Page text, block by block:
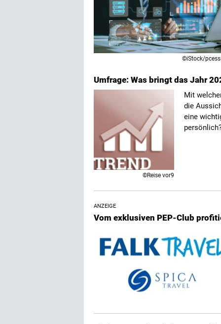
©iStock/
Umfrage: Was bringt das Jahr
©Reise vor9
Mit
die
eine
ANZEIGE
Vom exklusiven PEP-Club